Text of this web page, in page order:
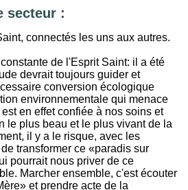
secteur :
connectés les uns aux autres.
de l'Esprit Saint: il a été
devrait toujours guider et
conversion écologique
environnementale qui menace
en effet confiée à nos soins et
le plus beau et le plus vivant de la
il y a le risque, avec les
transformer ce «paradis sur
pourrait nous priver de ce
Marcher ensemble, c'est écouter
et prendre acte de la